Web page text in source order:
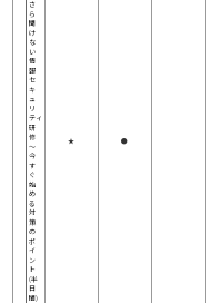
さ
ら
聞
け
な
い
情
報
セ
キ
ュ
リ
ティ
研
修
～
今
す
ぐ
始
め
る
対
策
の
ポ
イ
ン
ト
(半
日
間)
★ ●